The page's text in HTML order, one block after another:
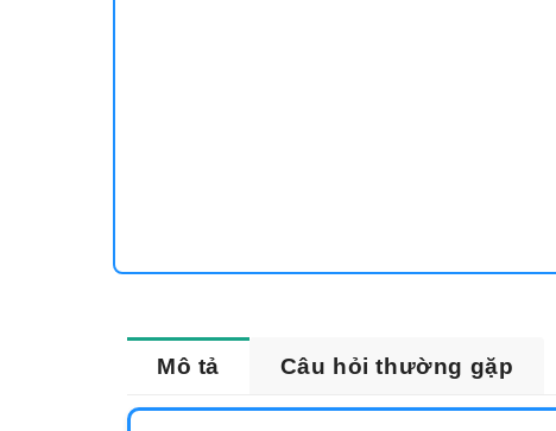
Mô tả Câu hỏi thường gặp